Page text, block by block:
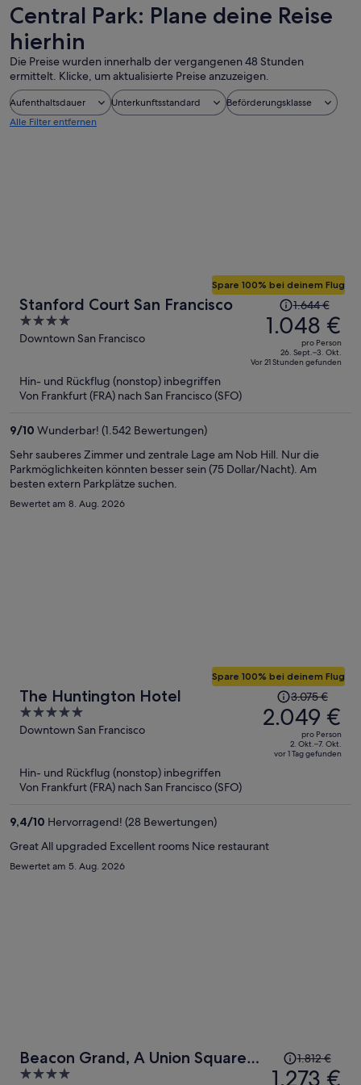
Central Park: Plane deine Reise
hierhin
Die Preise wurden innerhalb der vergangenen 48 Stunden
ermittelt. Klicke, um aktualisierte Preise anzuzeigen.
Aufenthaltsdauer Unterkunftsstandard
Beförderungsklasse
Alle Filter entfernen
Stanford Court San Francisco
4
out
Downtown San Francisco
Spare 100% bei deinem Flug
Der
Preis
betrug
1.644 €,
jetzt
Person
1.644 €
1.048 €
pro Person
26. Sept.–3. Okt.
Vor 21 Stunden gefunden
Hin- und Rückflug (nonstop) inbegriffen
Von Frankfurt (FRA) nach San Francisco (SFO)
9/10 Wunderbar! (1.542 Bewertungen)
Sehr sauberes Zimmer und zentrale Lage am Nob Hill. Nur die
Parkmöglichkeiten könnten besser sein (75 Dollar/Nacht). Am
besten extern Parkplätze suchen.
Bewertet am 8. Aug. 2026
The Huntington Hotel
5
out
Downtown San Francisco
Spare 100% bei deinem Flug
Der
Preis
betrug
3.075 €,
jetzt
Person
3.075 €
2.049 €
pro Person
2. Okt.–7. Okt.
vor 1 Tag gefunden
Hin- und Rückflug (nonstop) inbegriffen
Von Frankfurt (FRA) nach San Francisco (SFO)
9,4/10 Hervorragend! (28 Bewertungen)
Great All upgraded Excellent rooms Nice restaurant
Bewertet am 5. Aug. 2026
Beacon Grand, A Union Square
Hotel
4
Der
Preis
1.812 €
1.273 €